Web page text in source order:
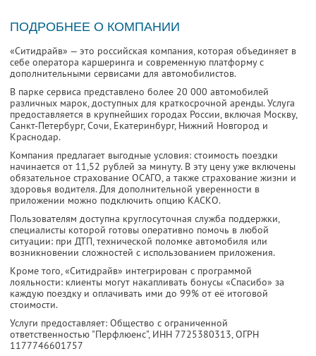
ПОДРОБНЕЕ О КОМПАНИИ
«Ситидрайв» — это российская компания, которая объединяет в
себе оператора каршеринга и современную платформу с
дополнительными сервисами для автомобилистов.
В парке сервиса представлено более 20 000 автомобилей
различных марок, доступных для краткосрочной аренды. Услуга
предоставляется в крупнейших городах России, включая Москву,
Санкт-Петербург, Сочи, Екатеринбург, Нижний Новгород и
Краснодар.
Компания предлагает выгодные условия: стоимость поездки
начинается от 11,52 рублей за минуту. В эту цену уже включены
обязательное страхование ОСАГО, а также страхование жизни и
здоровья водителя. Для дополнительной уверенности в
приложении можно подключить опцию КАСКО.
Пользователям доступна круглосуточная служба поддержки,
специалисты которой готовы оперативно помочь в любой
ситуации: при ДТП, технической поломке автомобиля или
возникновении сложностей с использованием приложения.
Кроме того, «Ситидрайв» интегрирован с программой
лояльности: клиенты могут накапливать бонусы «Спасибо» за
каждую поездку и оплачивать ими до 99% от её итоговой
стоимости.
Услуги предоставляет: Общество с ограниченной
ответственностью "Перфлюенс", ИНН 7725380313, ОГРН
1177746601757